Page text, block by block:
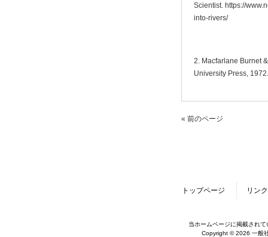
Scientist. https://
into-rivers/
2. Macfarlane Burnet
University Press, 1972.
« 前のページ
トップページ リンク
当ホームページに掲載され
Copyright © 2026 一般